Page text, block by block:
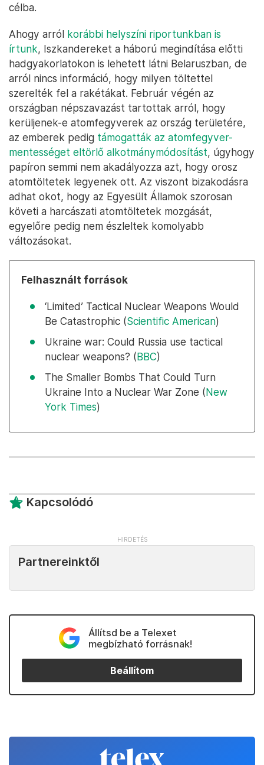
célba.
Ahogy arról korábbi helyszíni riportunkban is
írtunk, Iszkandereket a háború megindítása előtti
hadgyakorlatokon is lehetett látni Belaruszban, de
arról nincs információ, hogy milyen töltettel
szerelték fel a rakétákat. Február végén az
országban népszavazást tartottak arról, hogy
kerüljenek-e atomfegyverek az ország területére,
az emberek pedig támogatták az atomfegyver-
mentességet eltörlő alkotmánymódosítást, úgyhogy
papíron semmi nem akadályozza azt, hogy orosz
atomtöltetek legyenek ott. Az viszont bizakodásra
adhat okot, hogy az Egyesült Államok szorosan
követi a harcászati atomtöltetek mozgását,
egyelőre pedig nem észleltek komolyabb
változásokat.
Felhasznált források
‘Limited’ Tactical Nuclear Weapons Would
Be Catastrophic (Scientific American)
Ukraine war: Could Russia use tactical
nuclear weapons? (BBC)
The Smaller Bombs That Could Turn
Ukraine Into a Nuclear War Zone (New
York Times)
Kapcsolódó
Partnereinktől
Állítsd be a Telexet
megbízható forrásnak!
Beállítom